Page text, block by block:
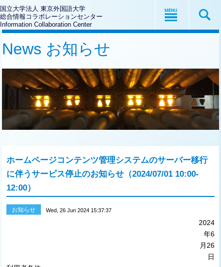
国立大学法人 東京外国語大学
総合情報コラボレーションセンター
Information Collaboration Center
News お知らせ
ホームページコンテンツ管理システムのサーバー移行
に伴うサービス停止のお知らせ（2024/07/01 10:00-
12:00）
お知らせ Wed, 26 Jun 2024 15:37:37
2024
年6
月26
日